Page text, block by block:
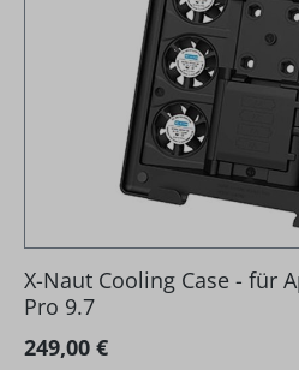
X-Naut Cooling Case - für
Pro 9.7
Regulärer Preis:
249,00 €